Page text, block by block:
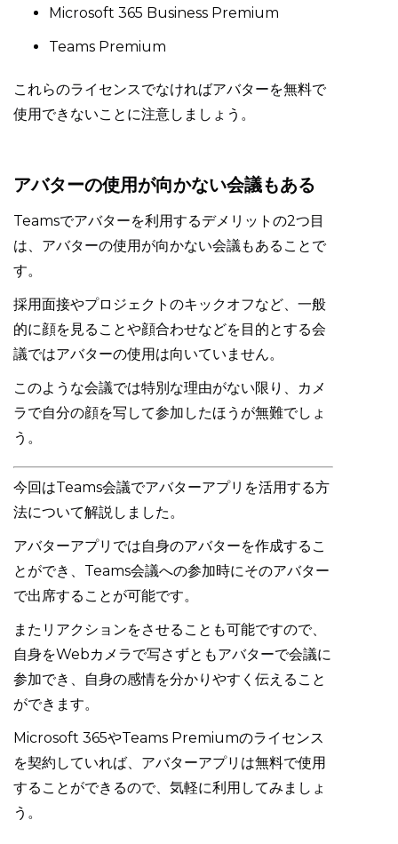
Microsoft 365 Business Premium
Teams Premium
これらのライセンスでなければアバターを無料で
使用できないことに注意しましょう。
アバターの使用が向かない会議もある
Teamsでアバターを利用するデメリットの2つ目
は、アバターの使用が向かない会議もあることで
す。
採用面接やプロジェクトのキックオフなど、一般
的に顔を見ることや顔合わせなどを目的とする会
議ではアバターの使用は向いていません。
このような会議では特別な理由がない限り、カメ
ラで自分の顔を写して参加したほうが無難でしょ
う。
今回はTeams会議でアバターアプリを活用する方
法について解説しました。
アバターアプリでは自身のアバターを作成するこ
とができ、Teams会議への参加時にそのアバター
で出席することが可能です。
またリアクションをさせることも可能ですので、
自身をWebカメラで写さずともアバターで会議に
参加でき、自身の感情を分かりやすく伝えること
ができます。
Microsoft 365やTeams Premiumのライセンス
を契約していれば、アバターアプリは無料で使用
することができるので、気軽に利用してみましょ
う。